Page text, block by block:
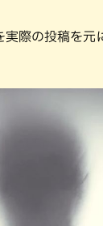
ーガー
際の投稿を元